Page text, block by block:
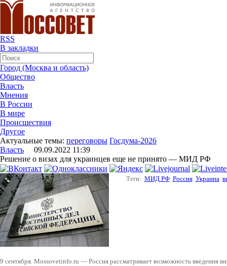
RSS
В закладки
Город (Москва и область)
Общество
Власть
Мнения
В России
В мире
Происшествия
Другое
Актуальные темы: переговоры Госдума-2026
Власть 09.09.2022 11:39
Решение о визах для украинцев еще не принято — МИД РФ
Теги: МИД РФ Россия Украина
9 сентября. Mossovetinfo.ru — Россия рассматривает возможность введения